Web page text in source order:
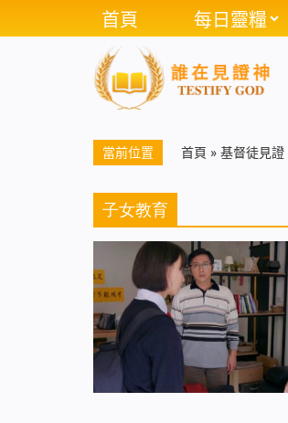
首頁 每日靈糧
當前位置 首頁 » 基督徒見證
子女教育